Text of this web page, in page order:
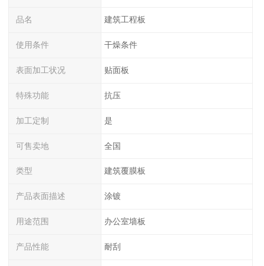
品名 建筑工程板
使用条件 干燥条件
表面加工状况 贴面板
特殊功能 抗压
加工定制 是
可售卖地 全国
类型 建筑覆膜板
产品表面描述 涂镀
用途范围 办公室墙板
产品性能 耐刮